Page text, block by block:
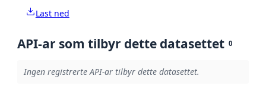
Last ned
API-ar som tilbyr dette datasettet 0
Ingen registrerte API-ar tilbyr dette datasettet.